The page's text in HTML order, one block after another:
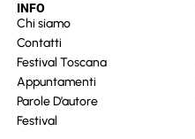
INFO
Chi siamo
Contatti
Festival Toscana
Appuntamenti
Parole D’autore
Festival